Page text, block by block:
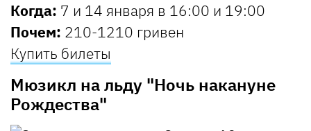
Когда: 7 и 14 января в 16:00 и 19:00
Почем: 210-1210 гривен
Купить билеты
Мюзикл на льду "Ночь накануне
Рождества"